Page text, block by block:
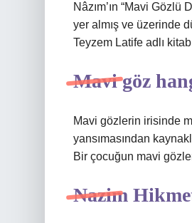
Nâzım’ın “Mavi
yer almış ve üzerinde
Teyzem Latife adlı
Mavi göz
Mavi gözlerin irisinde
yansımasından
Bir çocuğun mavi
Nazim